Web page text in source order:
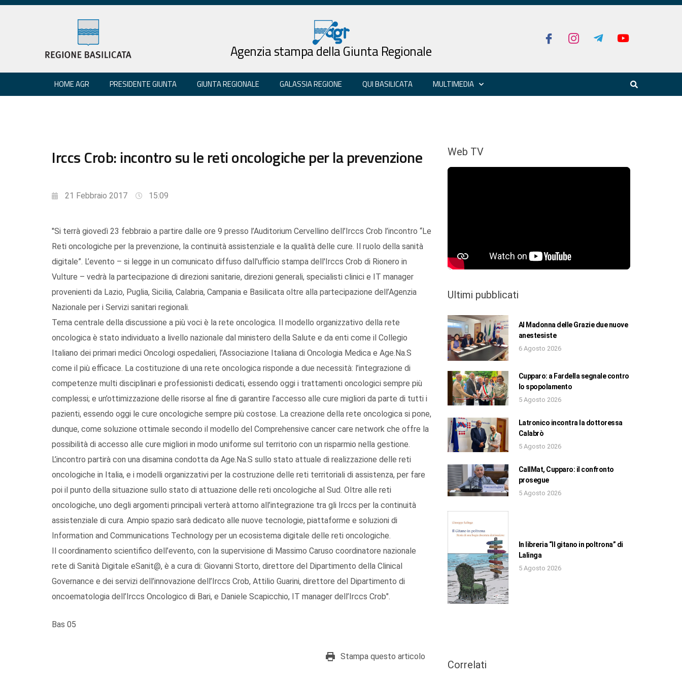
Agenzia stampa della Giunta Regionale
HOME AGR PRESIDENTE GIUNTA GIUNTA REGIONALE GALASSIA REGIONE QUI BASILICATA MULTIMEDIA
Irccs Crob: incontro su le reti oncologiche per la prevenzione
21 Febbraio 2017 15:09
"Si terrà giovedì 23 febbraio a partire dalle ore 9 presso l’Auditorium Cervellino dell’Irccs Crob l’incontro “Le
Reti oncologiche per la prevenzione, la continuità assistenziale e la qualità delle cure. Il ruolo della sanità
digitale”. L’evento – si legge in un comunicato diffuso dall'ufficio stampa dell'Irccs Crob di Rionero in
Vulture – vedrà la partecipazione di direzioni sanitarie, direzioni generali, specialisti clinici e IT manager
provenienti da Lazio, Puglia, Sicilia, Calabria, Campania e Basilicata oltre alla partecipazione dell’Agenzia
Nazionale per i Servizi sanitari regionali.
Tema centrale della discussione a più voci è la rete oncologica. Il modello organizzativo della rete
oncologica è stato individuato a livello nazionale dal ministero della Salute e da enti come il Collegio
Italiano dei primari medici Oncologi ospedalieri, l’Associazione Italiana di Oncologia Medica e Age.Na.S
come il più efficace. La costituzione di una rete oncologica risponde a due necessità: l’integrazione di
competenze multi disciplinari e professionisti dedicati, essendo oggi i trattamenti oncologici sempre più
complessi; e un’ottimizzazione delle risorse al fine di garantire l’accesso alle cure migliori da parte di tutti i
pazienti, essendo oggi le cure oncologiche sempre più costose. La creazione della rete oncologica si pone,
dunque, come soluzione ottimale secondo il modello del Comprehensive cancer care network che offre la
possibilità di accesso alle cure migliori in modo uniforme sul territorio con un risparmio nella gestione.
L’incontro partirà con una disamina condotta da Age.Na.S sullo stato attuale di realizzazione delle reti
oncologiche in Italia, e i modelli organizzativi per la costruzione delle reti territoriali di assistenza, per fare
poi il punto della situazione sullo stato di attuazione delle reti oncologiche al Sud. Oltre alle reti
oncologiche, uno degli argomenti principali verterà attorno all’integrazione tra gli Irccs per la continuità
assistenziale di cura. Ampio spazio sarà dedicato alle nuove tecnologie, piattaforme e soluzioni di
Information and Communications Technology per un ecosistema digitale delle reti oncologiche.
Il coordinamento scientifico dell’evento, con la supervisione di Massimo Caruso coordinatore nazionale
rete di Sanità Digitale eSanit@, è a cura di: Giovanni Storto, direttore del Dipartimento della Clinical
Governance e dei servizi dell’innovazione dell’Irccs Crob, Attilio Guarini, direttore del Dipartimento di
oncoematologia dell’Irccs Oncologico di Bari, e Daniele Scapicchio, IT manager dell’Irccs Crob".
Bas 05
Stampa questo articolo
Web TV
Ultimi pubblicati
Al Madonna delle Grazie due nuove
anestesiste
6 Agosto 2026
Cupparo: a Fardella segnale contro
lo spopolamento
5 Agosto 2026
Latronico incontra la dottoressa
Calabrò
5 Agosto 2026
CallMat, Cupparo: il confronto
prosegue
5 Agosto 2026
In libreria “Il gitano in poltrona” di
Lalinga
5 Agosto 2026
Correlati